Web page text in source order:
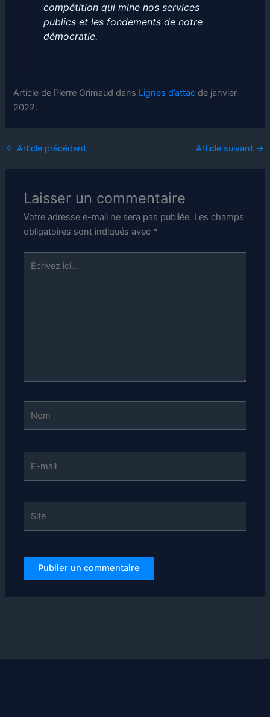
compétition qui mine nos services
publics et les fondements de notre
démocratie.
Article de Pierre Grimaud dans Lignes d’attac de janvier
2022.
← Article précédent Article suivant →
Laisser un commentaire
Votre adresse e-mail ne sera pas publiée. Les champs
obligatoires sont indiqués avec *
Écrivez
mail